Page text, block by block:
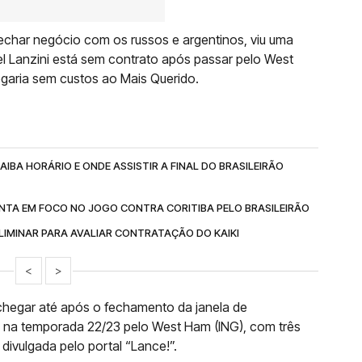
negócio com os russos e argentinos, viu uma
Lanzini está sem contrato após passar pelo West
sem custos ao Mais Querido.
HORÁRIO E ONDE ASSISTIR A FINAL DO BRASILEIRÃO
EM FOCO NO JOGO CONTRA CORITIBA PELO BRASILEIRÃO
PARA AVALIAR CONTRATAÇÃO DO KAIKI
< >
até após o fechamento da janela de
temporada 22/23 pelo West Ham (ING), com três
pelo portal “Lance!”.